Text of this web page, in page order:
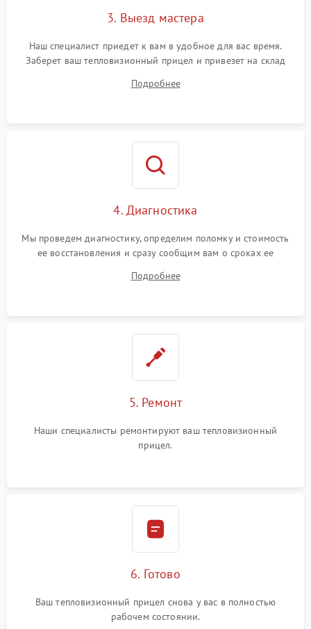
от замыкания
3. Выезд мастера
Наш специалист приедет к вам в удобное для вас время.
Заберет ваш тепловизионный прицел и привезет на склад
Подробнее
4. Диагностика
Мы проведем диагностику, определим поломку и стоимость
ее восстановления и сразу сообщим вам о сроках ее
Подробнее
5. Ремонт
Наши специалисты ремонтируют ваш тепловизионный
прицел.
6. Готово
Ваш тепловизионный прицел снова у вас в полностью
рабочем состоянии.